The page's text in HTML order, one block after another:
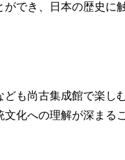
でき、日本の歴史に
ども尚古集成館で楽し
化への理解が深まる